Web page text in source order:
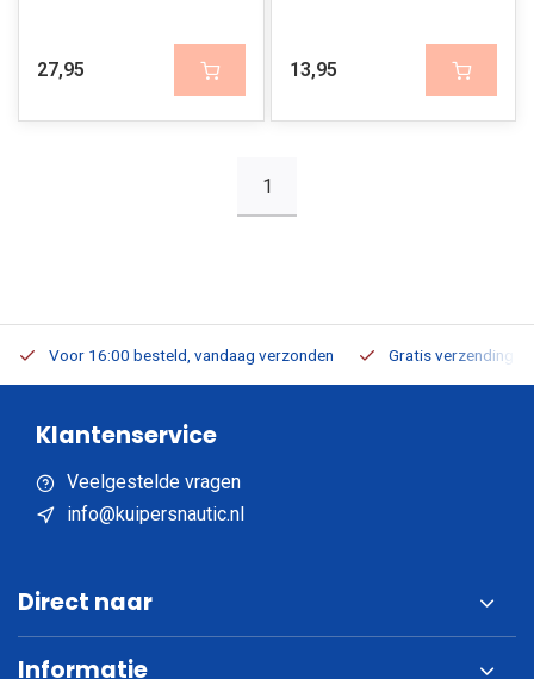
27,95 13,95
1
Voor 16:00 besteld, vandaag verzonden Gratis verzending
Klantenservice
Veelgestelde vragen
info@kuipersnautic.nl
Direct naar
Informatie